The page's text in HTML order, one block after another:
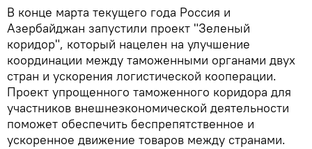
В конце марта текущего года Россия и
Азербайджан запустили проект "Зеленый
коридор", который нацелен на улучшение
координации между таможенными органами двух
стран и ускорения логистической кооперации.
Проект упрощенного таможенного коридора для
участников внешнеэкономической деятельности
поможет обеспечить беспрепятственное и
ускоренное движение товаров между странами.